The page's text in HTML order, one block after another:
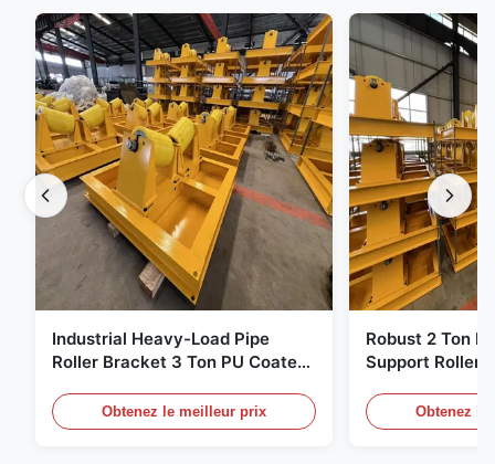
Industrial Heavy-Load Pipe
Roller Bracket 3 Ton PU Coated
Stand
Obtenez le meilleur prix
Robust 2 Ton
Support Roller
Pipe
Obtenez